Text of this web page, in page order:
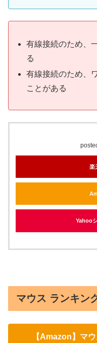
有線接続のため、
る
有線接続のため、
ことがある
楽
Yahoo
マウス ランキン
【Amazon】マ